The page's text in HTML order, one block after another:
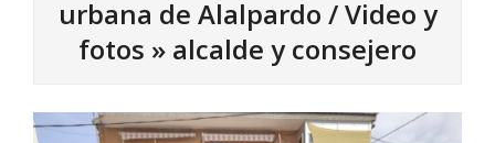
urbana de Alalpardo / Video y
fotos » alcalde y consejero